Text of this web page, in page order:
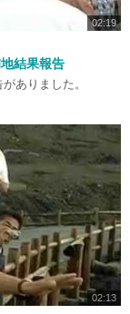
02:19
結果報告
ありました。
02:13